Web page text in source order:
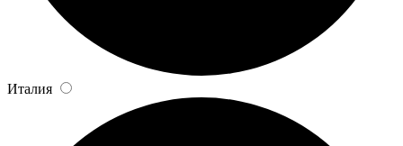
Италия